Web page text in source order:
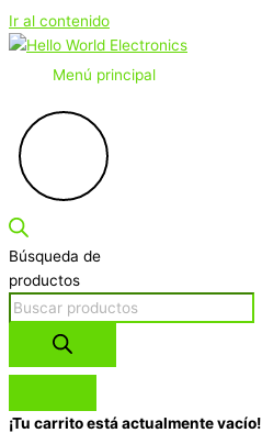
Ir al contenido
Menú principal
Búsqueda de
productos
¡Tu carrito está actualmente vacío!